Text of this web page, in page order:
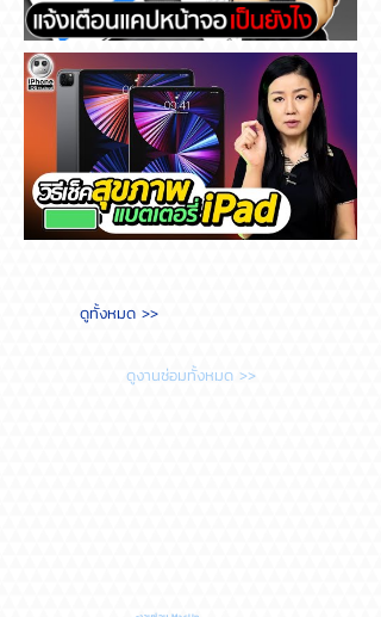
Messenger แจ้งเตือนแคปหน้า
จอ เป็นยังไง
วิธีเช็คสุขภาพแบตเตอรี่ iPad
ต้องทำยังไง?
ดูทั้งหมด >>
ดูงานซ่อมทั้งหมด >>